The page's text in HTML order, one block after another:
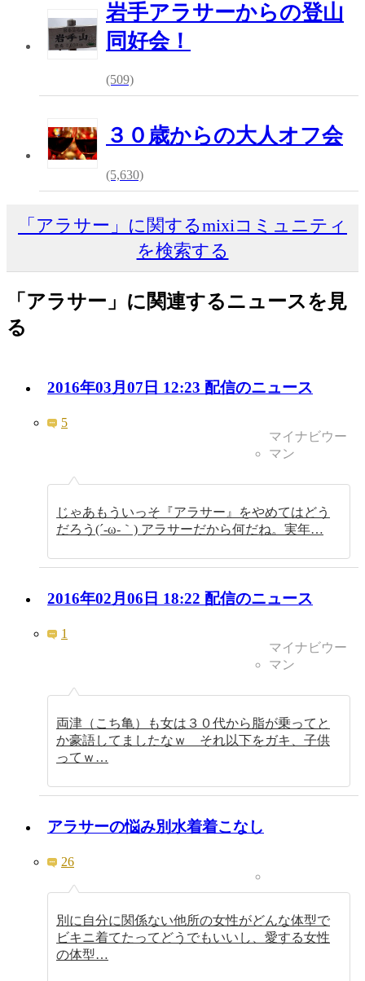
岩手アラサーからの登山
同好会！
(509)
３０歳からの大人オフ会
(5,630)
「アラサー」に関するmixiコミュニティ
を検索する
「アラサー」に関連するニュースを見
る
2016年03月07日 12:23 配信のニュース
5
マイナビウー
マン
じゃあもういっそ『アラサー』をやめてはどう
だろう(´-ω-｀) アラサーだから何だね。実年…
2016年02月06日 18:22 配信のニュース
1
マイナビウー
マン
両津（こち亀）も女は３０代から脂が乗ってと
か豪語してましたなｗ それ以下をガキ、子供
ってｗ…
アラサーの悩み別水着着こなし
26
別に自分に関係ない他所の女性がどんな体型で
ビキニ着てたってどうでもいいし、愛する女性
の体型…